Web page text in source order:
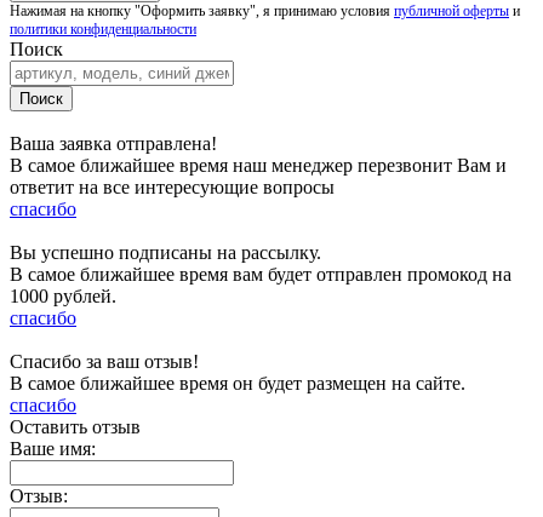
Нажимая на кнопку "Оформить заявку", я принимаю условия публичной оферты и
политики конфиденциальности
Поиск
Ваша заявка отправлена!
В самое ближайшее время наш менеджер перезвонит Вам и
ответит на все интересующие вопросы
спасибо
Вы успешно подписаны на рассылку.
В самое ближайшее время вам будет отправлен промокод на
1000 рублей.
спасибо
Спасибо за ваш отзыв!
В самое ближайшее время он будет размещен на сайте.
спасибо
Оставить отзыв
Ваше имя:
Отзыв: